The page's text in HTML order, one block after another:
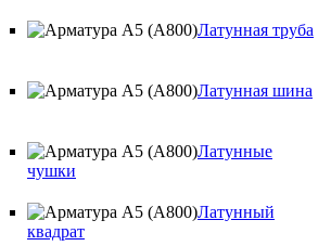
Латунная труба
Латунная шина
Латунные
чушки
Латунный
квадрат